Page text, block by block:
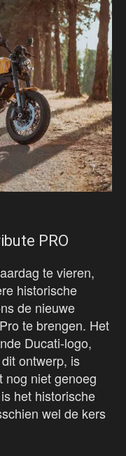
PRO
te vieren,
historische
de nieuwe
te brengen. Het
Ducati-logo,
ontwerp, is
nog niet genoeg
het historische
wel de kers